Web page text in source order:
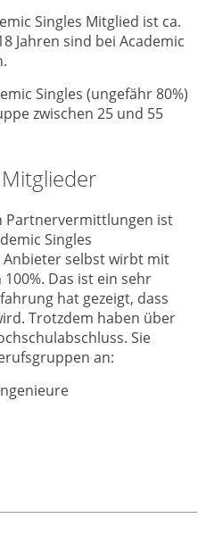
Singles Mitglied ist ca.
Jahren sind bei Academic
Singles (ungefähr 80%)
zwischen 25 und 55
Partnervermittlungen ist
Singles
selbst wirbt mit
Das ist ein sehr
hat gezeigt, dass
Trotzdem haben über
Sie
an: